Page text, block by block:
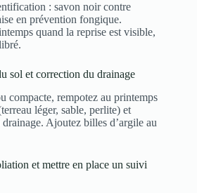
: savon noir contre
en prévention fongique.
quand la reprise est visible,
sol et correction du drainage
compacte, rempotez au printemps
léger, sable, perlite) et
Ajoutez billes d’argile au
et mettre en place un suivi